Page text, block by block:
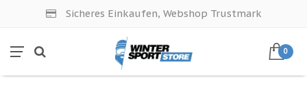
Sicheres Einkaufen, Webshop Trustmark
0